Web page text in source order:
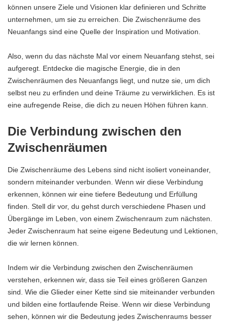
können unsere Ziele und Visionen klar definieren und Schritte
unternehmen, um sie zu erreichen. Die Zwischenräume des
Neuanfangs sind eine Quelle der Inspiration und Motivation.
Also, wenn du das nächste Mal vor einem Neuanfang stehst, sei
aufgeregt. Entdecke die magische Energie, die in den
Zwischenräumen des Neuanfangs liegt, und nutze sie, um dich
selbst neu zu erfinden und deine Träume zu verwirklichen. Es ist
eine aufregende Reise, die dich zu neuen Höhen führen kann.
Die Verbindung zwischen den
Zwischenräumen
Die Zwischenräume des Lebens sind nicht isoliert voneinander,
sondern miteinander verbunden. Wenn wir diese Verbindung
erkennen, können wir eine tiefere Bedeutung und Erfüllung
finden. Stell dir vor, du gehst durch verschiedene Phasen und
Übergänge im Leben, von einem Zwischenraum zum nächsten.
Jeder Zwischenraum hat seine eigene Bedeutung und Lektionen,
die wir lernen können.
Indem wir die Verbindung zwischen den Zwischenräumen
verstehen, erkennen wir, dass sie Teil eines größeren Ganzen
sind. Wie die Glieder einer Kette sind sie miteinander verbunden
und bilden eine fortlaufende Reise. Wenn wir diese Verbindung
sehen, können wir die Bedeutung jedes Zwischenraums besser